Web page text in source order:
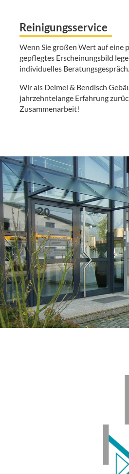
Reinigungsservice
Wenn Sie großen Wert auf eine
gepflegtes Erscheinungsbild
individuelles Beratungsgespräch.
Wir als Deimel & Bendisch
jahrzehntelange Erfahrung
Zusammenarbeit!